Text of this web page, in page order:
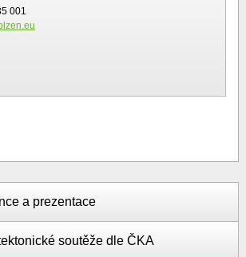
001
a prezentace
soutěže dle ČKA